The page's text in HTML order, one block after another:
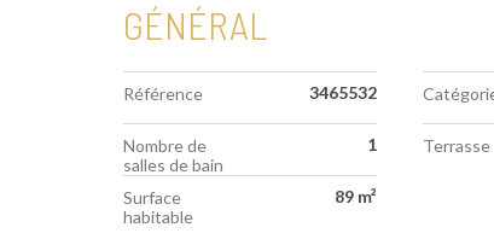
GÉNÉRAL
Référence 3465532
Nombre de
salles de bain
1 Terrasse
Surface
habitable
89 m²